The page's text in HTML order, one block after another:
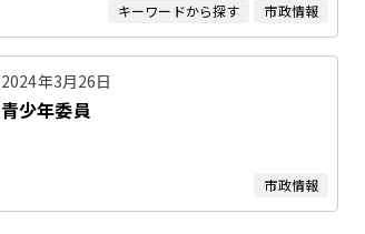
キーワードから探す 市政情報
2024年3月26日
青少年委員
市政情報